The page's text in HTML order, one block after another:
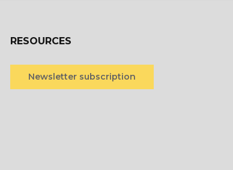
RESOURCES
Newsletter subscription